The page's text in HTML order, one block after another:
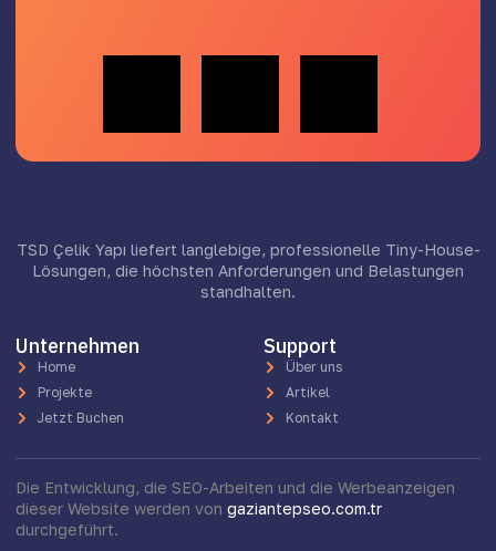
TSD Çelik Yapı liefert langlebige, professionelle Tiny-House-
Lösungen, die höchsten Anforderungen und Belastungen
standhalten.
Unternehmen
Home
Projekte
Jetzt Buchen
Support
Über uns
Artikel
Kontakt
Die Entwicklung, die SEO-Arbeiten und die Werbeanzeigen
dieser Website werden von gaziantepseo.com.tr
durchgeführt.